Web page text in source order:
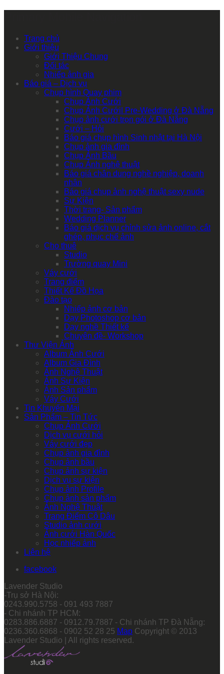
Trang chủ
Giới thiệu
Giới Thiệu Chung
Đối tác
Nhiếp ảnh gia
Báo giá – Dịch vụ
Chụp hình Quay phim
Chụp Ảnh Cưới
Chụp Ảnh Cưới| Pre-Wedding ở Đà Nẵng
Chụp ảnh cưới trọn gói ở Đà Nẵng
Cưới – Hỏi
Báo giá chụp hình Sinh nhật tại Hà Nội
Chụp ảnh gia đình
Chụp Ảnh Bầu
Chụp Ảnh nghệ thuật
Báo giá chân dung nghề nghiệp, doanh
nhân
Báo giá chụp ảnh nghệ thuật sexy nude
Sự Kiện
Thời trang- Sản phẩm
Wedding Planner
Báo giá dịch vụ chỉnh sửa ảnh online, cắt
ghép, phục chế ảnh
Cho thuê
Studio
Trường quay Mini
Váy cưới
Trang điểm
Thiết Kế Đồ Họa
Đào tạo
Nhiếp ảnh cơ bản
Dạy Photoshop cơ bản
Dạy nghề Thiết kế
Chuyên đề- Workshop
Thư Viện Ảnh
Album Ảnh Cưới
Album Gia Đình
Ảnh Nghệ Thuật
Ảnh Sự Kiện
Ảnh Sản phẩm
Váy Cưới
Tin Khuyến Mại
Sản Phẩm – Tin Tức
Chụp Ảnh Cưới
Dịch vụ cưới hỏi
Váy cưới đẹp
Chụp ảnh gia đình
Chụp ảnh bầu
Chụp ảnh sự kiện
Dịch vụ sự kiện
Chụp ảnh Profile
Chụp ảnh sản phẩm
Ảnh Nghệ Thuật
Trang Điểm Cô Dâu
Studio ảnh cưới
Ảnh cưới Hàn Quốc
Học nhiếp ảnh
Liên hệ
facebook
Lavender Studio
-Trụ sở Hà Nội:
0243.990.5758 - 091 493 7887
- Chi nhánh TP HCM:
0283.886.6887 - 0912.79.7887 - Chi nhánh TP Đà Nẵng:
0236.360.6868 - 0902 52 28 25 Map Copyright © 2013
Lavender Studio | All rights reserved.